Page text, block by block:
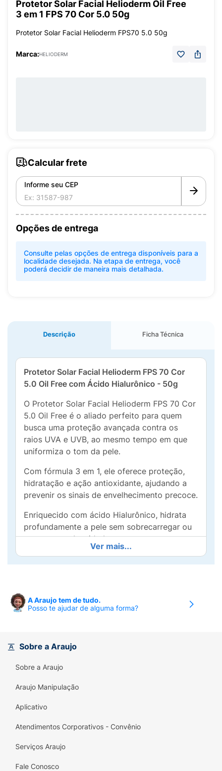
Protetor Solar Facial Helioderm Oil Free
3 em 1 FPS 70 Cor 5.0 50g
Protetor Solar Facial Helioderm FPS70 5.0 50g
Marca:HELIODERM
Calcular frete
Informe seu CEP
Opções de entrega
Consulte pelas opções de entrega disponíveis para a
localidade desejada. Na etapa de entrega, você
poderá decidir de maneira mais detalhada.
Descrição Ficha Técnica
Protetor Solar Facial Helioderm FPS 70 Cor
5.0 Oil Free com Ácido Hialurônico - 50g
O Protetor Solar Facial Helioderm FPS 70 Cor
5.0 Oil Free é o aliado perfeito para quem
busca uma proteção avançada contra os
raios UVA e UVB, ao mesmo tempo em que
uniformiza o tom da pele.
Com fórmula 3 em 1, ele oferece proteção,
hidratação e ação antioxidante, ajudando a
prevenir os sinais de envelhecimento precoce.
Enriquecido com ácido Hialurônico, hidrata
profundamente a pele sem sobrecarregar ou
aumentar a oleosidade.
Sua textura leve e de rápida absorção
disso, com a tonalidade 5.0, ele uniformiza a
pele, promovendo um acabamento natural.
toque matte, sem sensação oleosa.
Fórmula oil free, ideal para todos os tipos de
pele, com textura leve e rápida absorção.
Ver mais...
A Araujo tem de tudo.
Posso te ajudar de alguma forma?
Sobre a Araujo
Sobre a Araujo
Araujo Manipulação
Aplicativo
Atendimentos Corporativos - Convênio
Serviços Araujo
Fale Conosco